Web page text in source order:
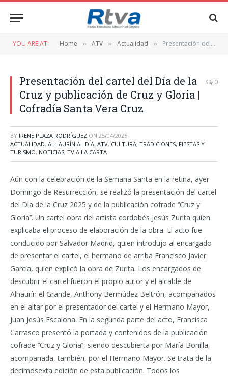
YOU ARE AT: Home » ATV » Actualidad » Presentación del cartel del Día de la Cruz y publicación de Cruz y Gloria | Cofradía Santa Vera Cruz
Presentación del cartel del Día de la
Cruz y publicación de Cruz y Gloria |
Cofradía Santa Vera Cruz
0
BY IRENE PLAZA RODRÍGUEZ ON 25/04/2025
ACTUALIDAD, ALHAURÍN AL DÍA, ATV, CULTURA, TRADICIONES, FIESTAS Y
TURISMO, NOTICIAS, TV A LA CARTA
Aún con la celebración de la Semana Santa en la retina, ayer
Domingo de Resurrección, se realizó la presentación del cartel
del Día de la Cruz 2025 y de la publicación cofrade ‘‘Cruz y
Gloria’’. Un cartel obra del artista cordobés Jesús Zurita quien
explicaba el proceso de elaboración de la obra. El acto fue
conducido por Salvador Madrid, quien introdujo al encargado
de presentar el cartel, el hermano de arriba Francisco Javier
García, quien explicó la obra de Zurita. Los encargados de
descubrir el cartel fueron el propio autor y el alcalde de
Alhaurín el Grande, Anthony Bermúdez Beltrón, acompañados
en el altar por el presentador del cartel y el Hermano Mayor,
Juan Jesús Escalona. En la segunda parte del acto, Francisca
Carrasco presentó la portada y contenidos de la publicación
cofrade ‘‘Cruz y Gloria’’, siendo descubierta por María Bonilla,
acompañada, también, por el Hermano Mayor. Se trata de la
decimosexta edición de esta publicación. Todos los